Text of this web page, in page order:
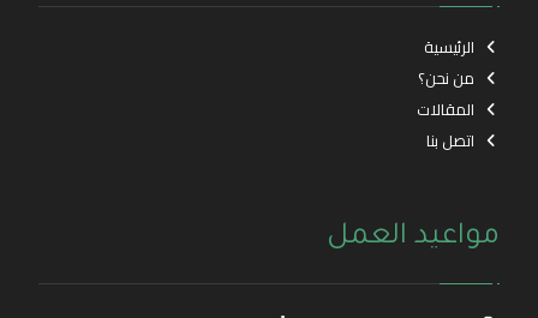
الرئيسية
من نحن؟
المقالات
اتصل بنا
مواعيد العمل